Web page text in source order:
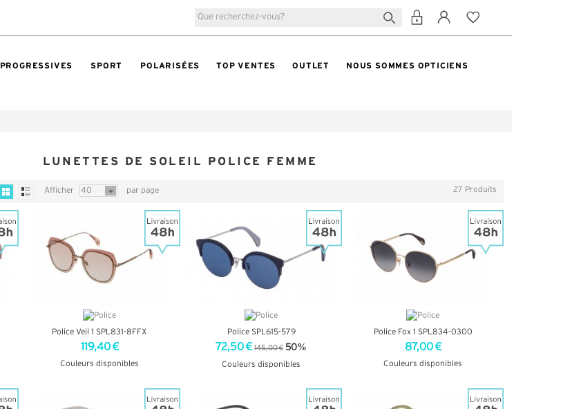
PROGRESSIVES SPORT POLARISÉES TOP VENTES OUTLET NOUS SOMMES OPTICIENS
LUNETTES DE SOLEIL POLICE FEMME
Afficher 40 par page 27 Produits
Police Veil 1 SPL831-8FFX
119,40 €
Couleurs disponibles
Police SPL615-579
72,50 € 145,00 € 50%
Couleurs disponibles
Police Fox 1 SPL834-0300
87,00 €
Couleurs disponibles